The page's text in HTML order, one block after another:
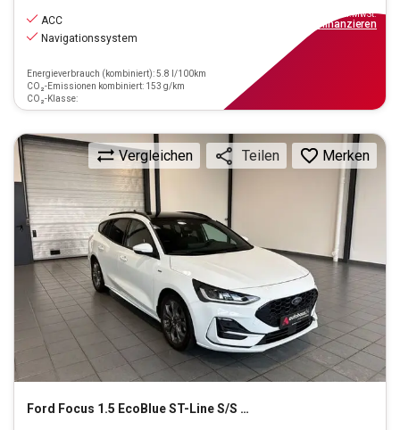
ACC
Navigationssystem
Energieverbrauch (kombiniert): 5.8 l/100km
CO₂-Emissionen kombiniert: 153 g/km
CO₂-Klasse:
inkl.MwSt.
finanzieren
Ford Focus 1.5 EcoBlue ST-Line S/S (EURO 6d)
Vergleichen Teilen Merken